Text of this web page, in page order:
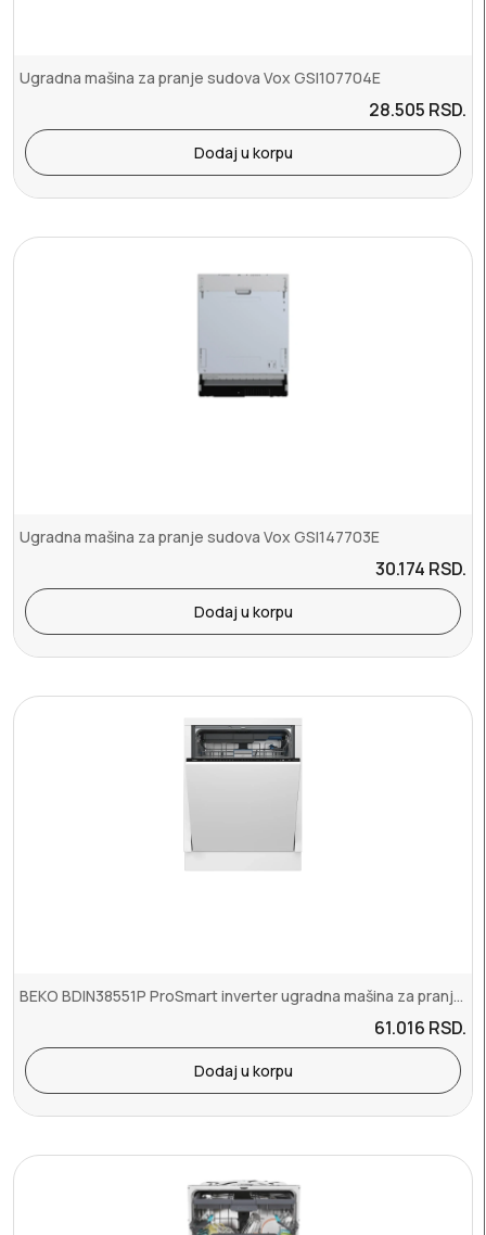
Ugradna mašina za pranje sudova Vox GSI107704E
28.505 RSD.
Dodaj u korpu
Ugradna mašina za pranje sudova Vox GSI147703E
30.174 RSD.
Dodaj u korpu
BEKO BDIN38551P ProSmart inverter ugradna mašina za pranje sudova
61.016 RSD.
Dodaj u korpu